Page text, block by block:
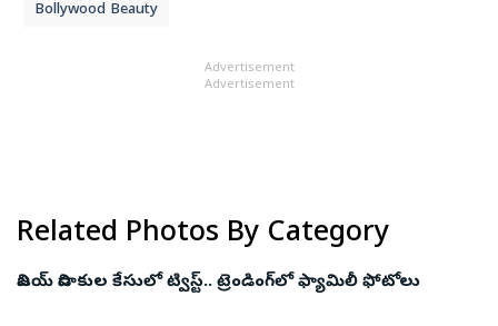
Bollywood Beauty
Advertisement
Advertisement
Related Photos By Category
విజయ్ విడాకుల కేసులో ట్విస్ట్.. ట్రెండింగ్‌లో ఫ్యామిలీ ఫోటోలు